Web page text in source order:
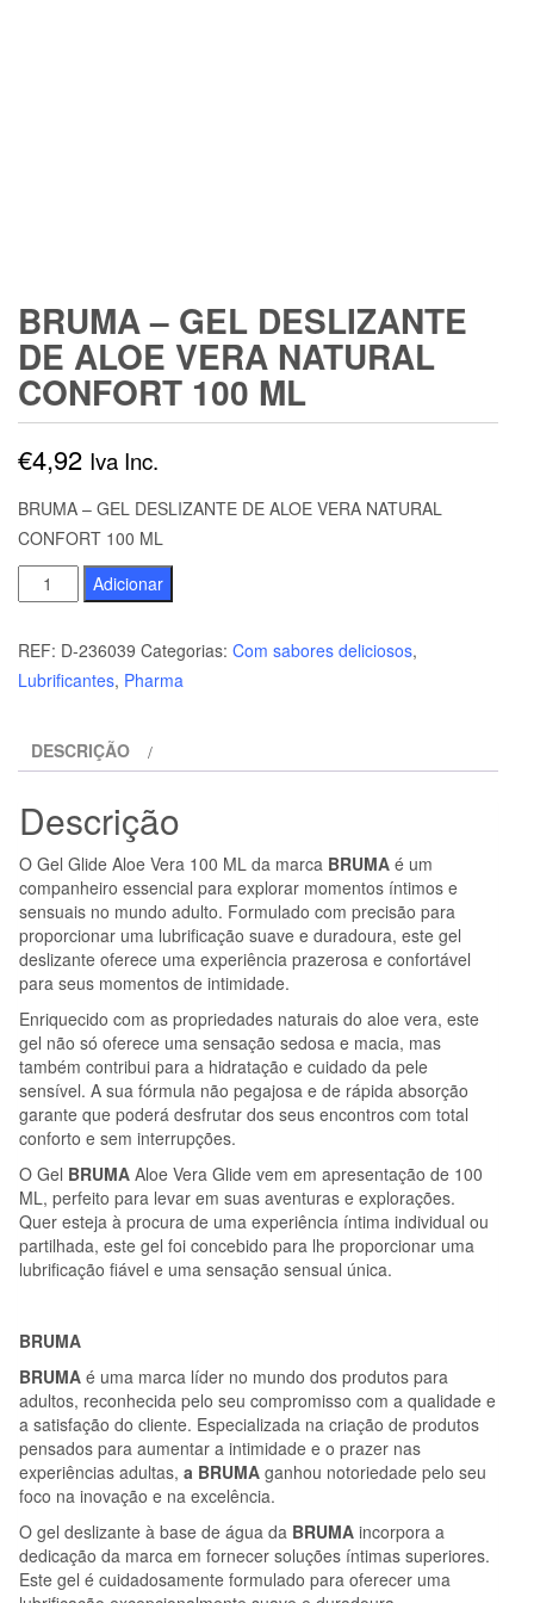
BRUMA – GEL DESLIZANTE
DE ALOE VERA NATURAL
CONFORT 100 ML
€4,92 Iva Inc.
BRUMA – GEL DESLIZANTE DE ALOE VERA NATURAL
CONFORT 100 ML
Quantidade
de
BRUMA
-
DE
VERA
CONFORT
100
ML
Adicionar
REF: D-236039 Categorias: Com sabores deliciosos,
Lubrificantes, Pharma
DESCRIÇÃO
Descrição
O Gel Glide Aloe Vera 100 ML da marca BRUMA é um
companheiro essencial para explorar momentos íntimos e
sensuais no mundo adulto. Formulado com precisão para
proporcionar uma lubrificação suave e duradoura, este gel
deslizante oferece uma experiência prazerosa e confortável
para seus momentos de intimidade.
Enriquecido com as propriedades naturais do aloe vera, este
gel não só oferece uma sensação sedosa e macia, mas
também contribui para a hidratação e cuidado da pele
sensível. A sua fórmula não pegajosa e de rápida absorção
garante que poderá desfrutar dos seus encontros com total
conforto e sem interrupções.
O Gel BRUMA Aloe Vera Glide vem em apresentação de 100
ML, perfeito para levar em suas aventuras e explorações.
Quer esteja à procura de uma experiência íntima individual ou
partilhada, este gel foi concebido para lhe proporcionar uma
lubrificação fiável e uma sensação sensual única.
BRUMA
BRUMA é uma marca líder no mundo dos produtos para
adultos, reconhecida pelo seu compromisso com a qualidade e
a satisfação do cliente. Especializada na criação de produtos
pensados para aumentar a intimidade e o prazer nas
experiências adultas, a BRUMA ganhou notoriedade pelo seu
foco na inovação e na excelência.
O gel deslizante à base de água da BRUMA incorpora a
dedicação da marca em fornecer soluções íntimas superiores.
Este gel é cuidadosamente formulado para oferecer uma